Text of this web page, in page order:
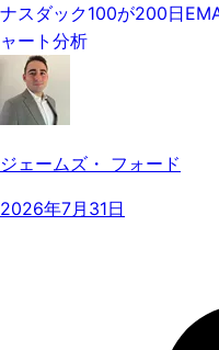
ナスダック100が200日
ャート分析
ジェームズ・ フォード
2026年7月31日